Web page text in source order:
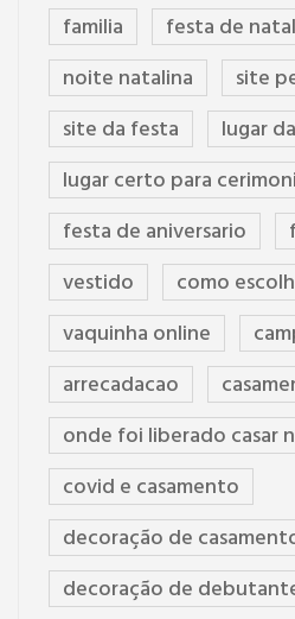
familia
festa de natal
noite natalina
site
site da festa
lugar
lugar certo para
festa de aniversario
vestido
como
vaquinha online
arrecadacao
onde foi liberado casar
covid e casamento
decoração de
decoração de